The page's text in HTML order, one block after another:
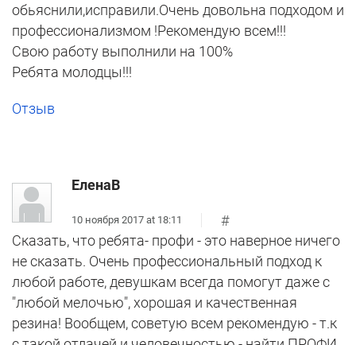
обьяснили,исправили.Очень довольна подходом и
профессионализмом !Рекомендую всем!!!
Свою работу выполнили на 100%
Ребята молодцы!!!
Отзыв
ЕленаВ
10 ноября 2017 at 18:11
#
Сказать, что ребята- профи - это наверное ничего
не сказать. Очень профессиональный подход к
любой работе, девушкам всегда помогут даже с
"любой мелочью", хорошая и качественная
резина! Вообщем, советую всем рекомендую - т.к